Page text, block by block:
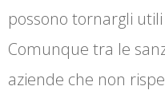
possono tornargli
Comunque tra le
aziende che non